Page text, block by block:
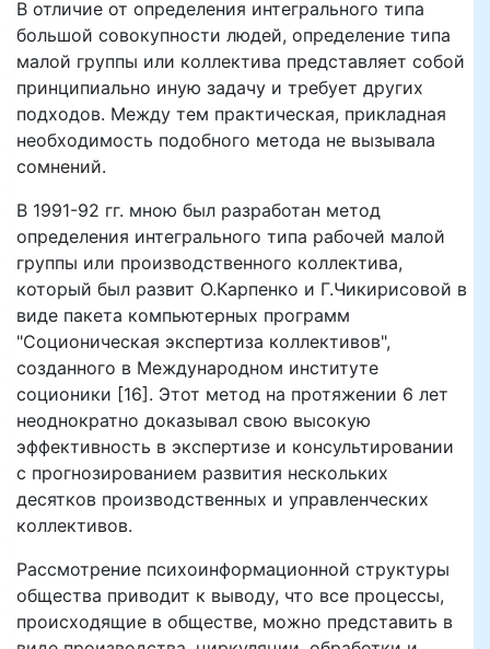
В отличие от определения интегрального типа
большой совокупности людей, определение типа
малой группы или коллектива представляет собой
принципиально иную задачу и требует других
подходов. Между тем практическая, прикладная
необходимость подобного метода не вызывала
сомнений.
В 1991-92 гг. мною был разработан метод
определения интегрального типа рабочей малой
группы или производственного коллектива,
который был развит О.Карпенко и Г.Чикирисовой в
виде пакета компьютерных программ
"Соционическая экспертиза коллективов",
созданного в Международном институте
соционики [16]. Этот метод на протяжении 6 лет
неоднократно доказывал свою высокую
эффективность в экспертизе и консультировании
с прогнозированием развития нескольких
десятков производственных и управленческих
коллективов.
Рассмотрение психоинформационной структуры
общества приводит к выводу, что все процессы,
происходящие в обществе, можно представить в